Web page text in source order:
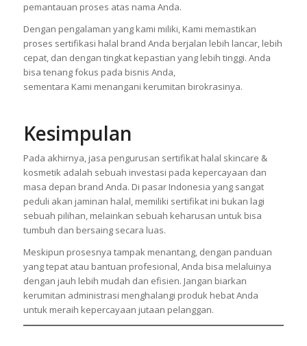
pemantauan proses atas nama Anda.
Dengan pengalaman yang kami miliki, Kami memastikan
proses sertifikasi halal brand Anda berjalan lebih lancar, lebih
cepat, dan dengan tingkat kepastian yang lebih tinggi. Anda
bisa tenang fokus pada bisnis Anda,
sementara Kami menangani kerumitan birokrasinya.
Kesimpulan
Pada akhirnya, jasa pengurusan sertifikat halal skincare &
kosmetik adalah sebuah investasi pada kepercayaan dan
masa depan brand Anda. Di pasar Indonesia yang sangat
peduli akan jaminan halal, memiliki sertifikat ini bukan lagi
sebuah pilihan, melainkan sebuah keharusan untuk bisa
tumbuh dan bersaing secara luas.
Meskipun prosesnya tampak menantang, dengan panduan
yang tepat atau bantuan profesional, Anda bisa melaluinya
dengan jauh lebih mudah dan efisien. Jangan biarkan
kerumitan administrasi menghalangi produk hebat Anda
untuk meraih kepercayaan jutaan pelanggan.